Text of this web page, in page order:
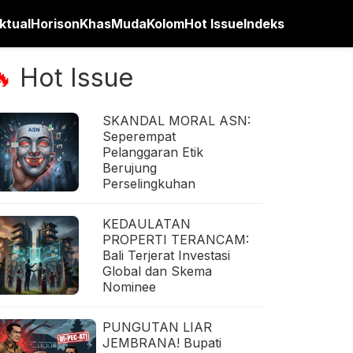
HorisonKhasMudaKolomHot IssueIndeks
Hot Issue
SKANDAL MORAL ASN:
Seperempat
Pelanggaran Etik
Berujung
Perselingkuhan
KEDAULATAN
PROPERTI TERANCAM:
Bali Terjerat Investasi
Global dan Skema
Nominee
PUNGUTAN LIAR
JEMBRANA! Bupati